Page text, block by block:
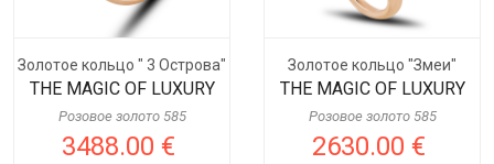
Золотое кольцо " 3 Острова"
THE MAGIC OF LUXURY
Розовое золото 585
3488.00 €
Золотое кольцо "Змеи"
THE MAGIC OF LUXURY
Розовое золото 585
2630.00 €